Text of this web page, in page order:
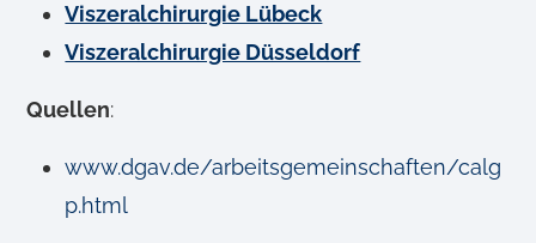
Viszeralchirurgie Lübeck
Viszeralchirurgie Düsseldorf
Quellen:
www.dgav.de/arbeitsgemeinschaften/calg
p.html